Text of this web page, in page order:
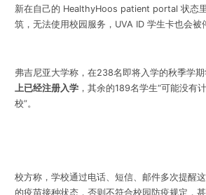
新在自己的 HealthyHoos patient portal 状态
筑，无法使用校园服务，UVA ID 学生卡也会被
弗吉尼亚大学称，在238名即将入学的秋季学期
上已经注册入学，其余的189名学生“可能没有
校”。
校方称，学校通过电话、短信、邮件多次提醒
的疫苗接种状态，否则不符合校园防疫规定，